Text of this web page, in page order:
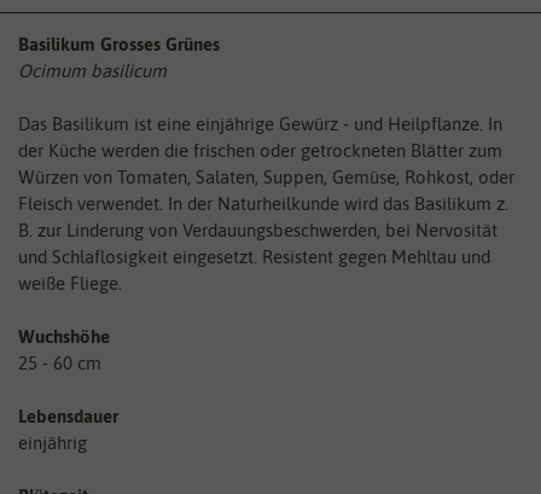
Basilikum Grosses Grünes
Ocimum basilicum
Das Basilikum ist eine einjährige Gewürz - und Heilpflanze. In
der Küche werden die frischen oder getrockneten Blätter zum
Würzen von Tomaten, Salaten, Suppen, Gemüse, Rohkost, oder
Fleisch verwendet. In der Naturheilkunde wird das Basilikum z.
B. zur Linderung von Verdauungsbeschwerden, bei Nervosität
und Schlaflosigkeit eingesetzt. Resistent gegen Mehltau und
weiße Fliege.
Wuchshöhe
25 - 60 cm
Lebensdauer
einjährig